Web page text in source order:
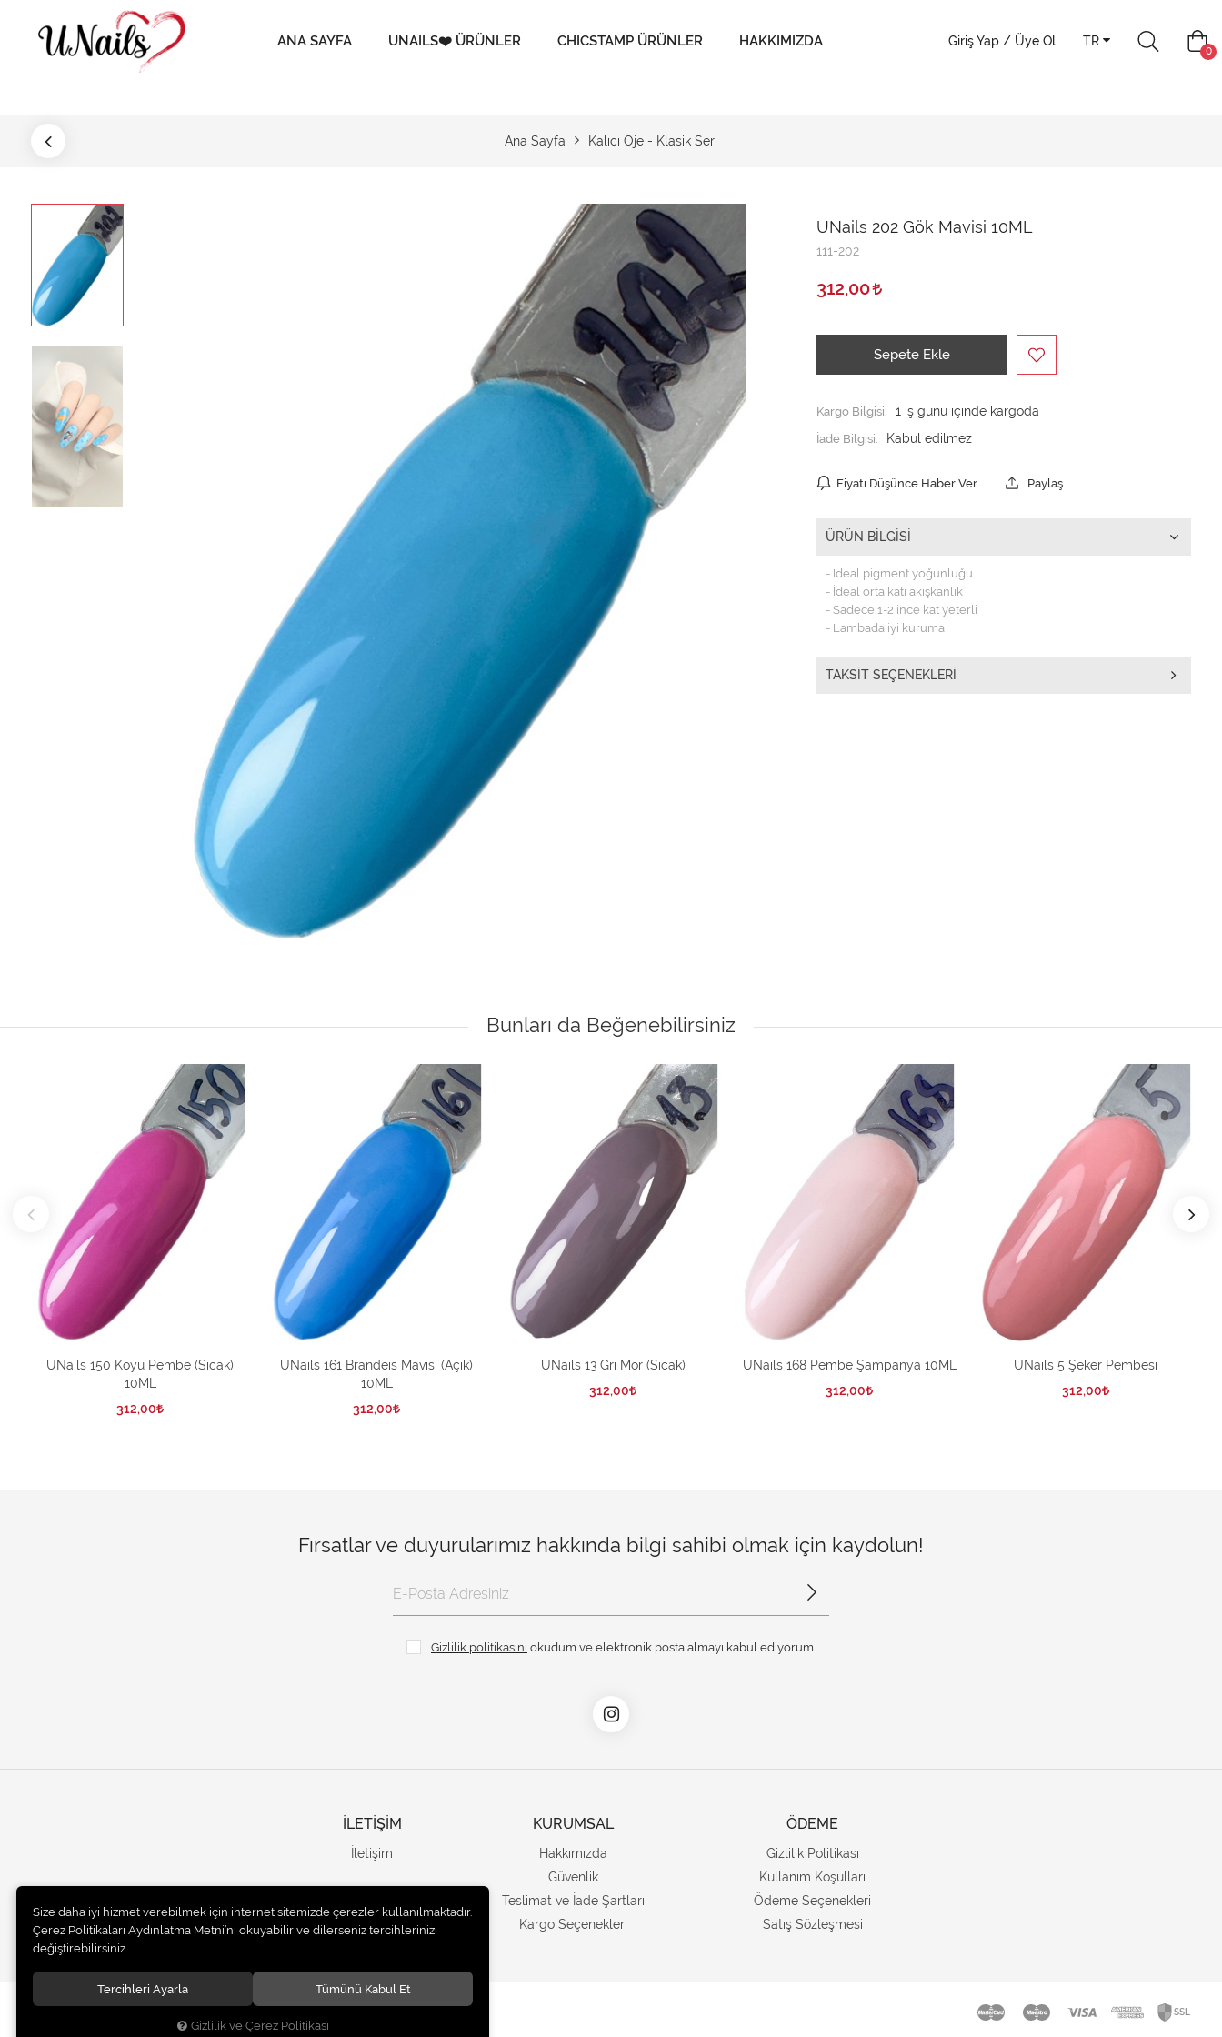
ANA SAYFA UNAILS❤️ ÜRÜNLER CHICSTAMP ÜRÜNLER HAKKIMIZDA Giriş Yap / Üye Ol TR
0
Ana Sayfa Kalıcı Oje - Klasik Seri
UNails 202 Gök Mavisi 10ML
111-202
312,00
Sepete Ekle
Kargo Bilgisi:
1 iş günü içinde kargoda
İade Bilgisi:
Fiyatı Düşünce Haber Ver Paylaş
ÜRÜN BILGISI
- İdeal pigment yoğunluğu
- İdeal orta katı akışkanlık
- Sadece 1-2 ince kat yeterli
- Lambada iyi kuruma
TAKSIT SEÇENEKLERI
Bunları da Beğenebilirsiniz
UNails 150 Koyu Pembe (Sıcak)
10ML
312,00
UNails 161 Brandeis Mavisi (Açık)
10ML
312,00
UNails 13 Gri Mor (Sıcak)
312,00
UNails 168 Pembe Şampanya 10ML
312,00
UNails 5 Şeker Pembesi
312,00
Fırsatlar ve duyurularımız hakkında bilgi sahibi olmak için kaydolun!
Gizlilik politikasını okudum ve elektronik posta almayı kabul ediyorum.
İLETİŞİM
İletişim
KURUMSAL
Hakkımızda
Güvenlik
Teslimat ve İade Şartları
Kargo Seçenekleri
ÖDEME
Gizlilik Politikası
Kullanım Koşulları
Ödeme Seçenekleri
Satış Sözleşmesi
Size daha iyi hizmet verebilmek için internet sitemizde çerezler kullanılmaktadır.
Çerez Politikaları Aydınlatma Metni’ni okuyabilir ve dilerseniz tercihlerinizi
değiştirebilirsiniz.
Tercihleri Ayarla Tümünü Kabul Et
Gizlilik ve Çerez Politikası